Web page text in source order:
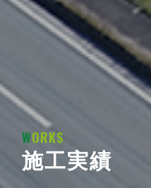
WORKS
施工実績